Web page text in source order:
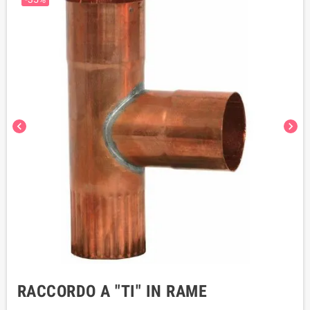
chevron_left chevron_right
RACCORDO A "TI" IN RAME